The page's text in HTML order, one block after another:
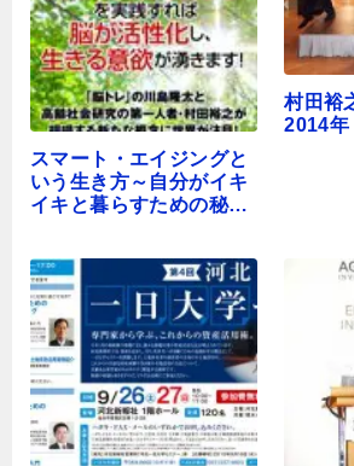
スマート・エイジングと
いう生き方～自分がイキ
イキと暮らすための秘訣
村田裕
2014年